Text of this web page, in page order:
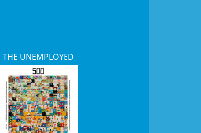
THE UNEMPLOYED